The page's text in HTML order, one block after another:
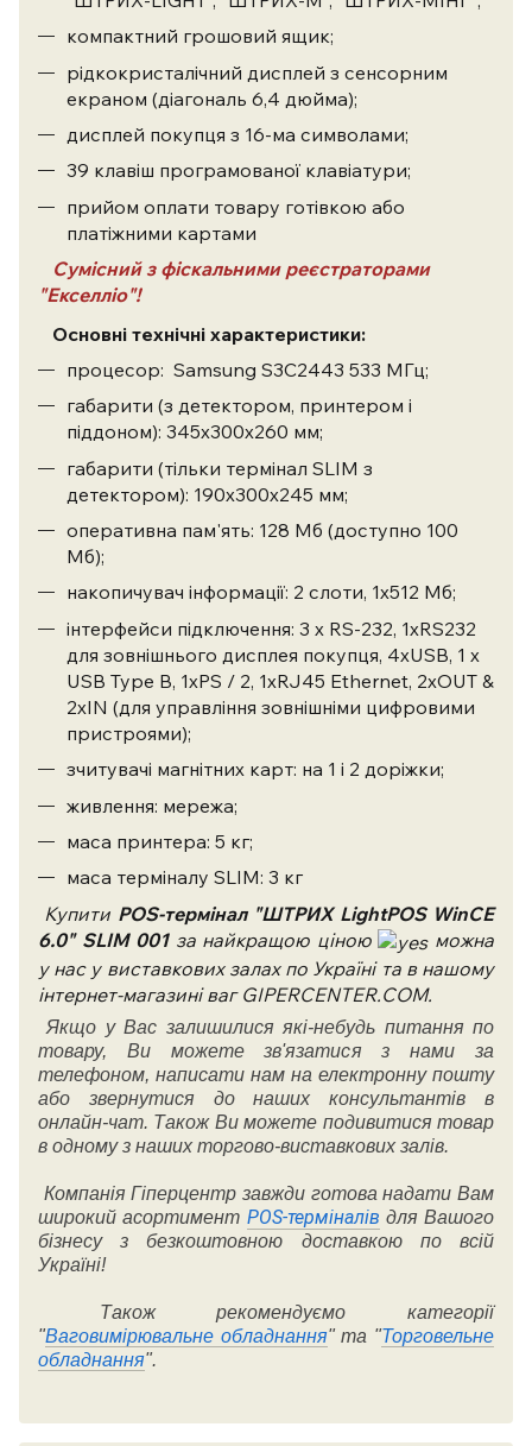
компактний грошовий ящик;
рідкокристалічний дисплей з сенсорним
екраном (діагональ 6,4 дюйма);
дисплей покупця з 16-ма символами;
39 клавіш програмованої клавіатури;
прийом оплати товару готівкою або
платіжними картами
Сумісний з фіскальними реєстраторами
"Екселліо"!
Основні технічні характеристики:
процесор: Samsung S3C2443 533 МГц;
габарити (з детектором, принтером і
піддоном): 345х300х260 мм;
габарити (тільки термінал SLIM з
детектором): 190x300x245 мм;
оперативна пам'ять: 128 Мб (доступно 100
Мб);
накопичувач інформації: 2 слоти, 1х512 Мб;
інтерфейси підключення: 3 x RS-232, 1xRS232
для зовнішнього дисплея покупця, 4xUSB, 1 x
USB Type B, 1xPS / 2, 1xRJ45 Ethernet, 2xOUT &
2xIN (для управління зовнішніми цифровими
пристроями);
зчитувачі магнітних карт: на 1 і 2 доріжки;
живлення: мережа;
маса принтера: 5 кг;
маса терміналу SLIM: 3 кг
Купити POS-термінал "ШТРИХ LightPOS WinCE
6.0" SLIM 001 за найкращою ціною
можна
у нас у виставкових залах по Україні та в нашому
інтернет-магазині ваг GIPERCENTER.COM.
Якщо у Вас залишилися які-небудь питання по
товару, Ви можете зв'язатися з нами за
телефоном, написати нам на електронну пошту
або звернутися до наших консультантів в
онлайн-чат. Також Ви можете подивитися товар
в одному з наших торгово-виставкових залів.
Компанія Гіперцентр завжди готова надати Вам
широкий асортимент POS-терміналів для Вашого
бізнесу з безкоштовною доставкою по всій
Україні!
Також рекомендуємо категорії
"Ваговимірювальне обладнання" та "Торговельне
обладнання".